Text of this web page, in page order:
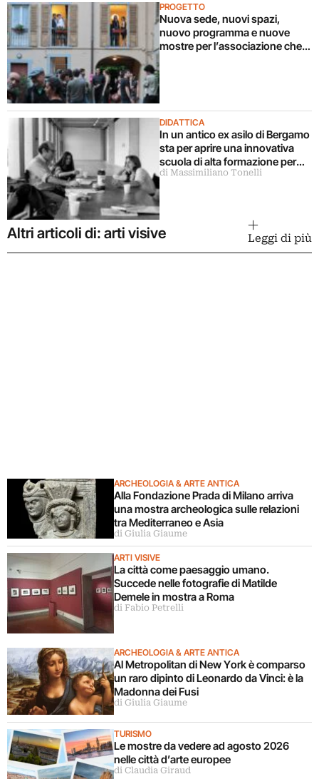
PROGETTO
Nuova sede, nuovi spazi,
nuovo programma e nuove
mostre per l’associazione che
DIDATTICA
In un antico ex asilo di Bergamo
sta per aprire una innovativa
scuola di alta formazione per
artisti
di Massimiliano Tonelli
Altri articoli di: arti visive Leggi di più
ARCHEOLOGIA & ARTE ANTICA
Alla Fondazione Prada di Milano arriva
una mostra archeologica sulle relazioni
tra Mediterraneo e Asia
di Giulia Giaume
ARTI VISIVE
La città come paesaggio umano.
Succede nelle fotografie di Matilde
Demele in mostra a Roma
di Fabio Petrelli
ARCHEOLOGIA & ARTE ANTICA
Al Metropolitan di New York è comparso
un raro dipinto di Leonardo da Vinci: è la
Madonna dei Fusi
di Giulia Giaume
TURISMO
Le mostre da vedere ad agosto 2026
nelle città d’arte europee
di Claudia Giraud